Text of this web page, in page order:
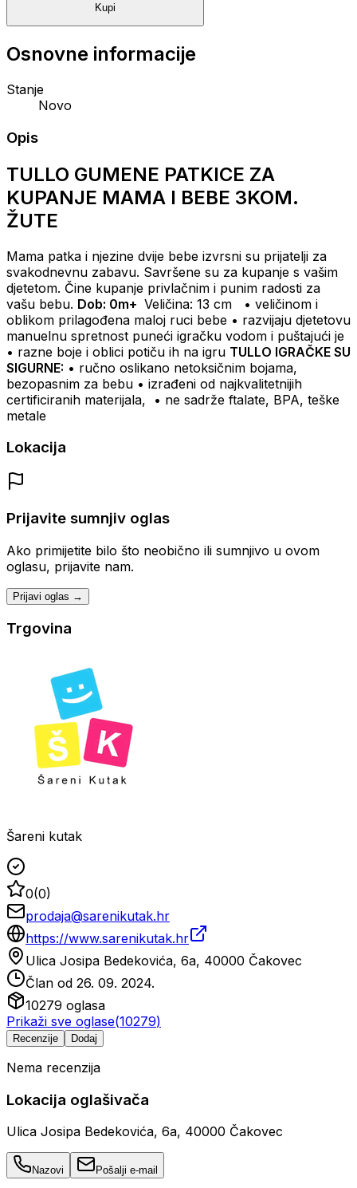
Kupi
Osnovne informacije
Stanje
Novo
Opis
TULLO GUMENE PATKICE ZA
KUPANJE MAMA I BEBE 3KOM.
ŽUTE
Mama patka i njezine dvije bebe izvrsni su prijatelji za
svakodnevnu zabavu. Savršene su za kupanje s vašim
djetetom. Čine kupanje privlačnim i punim radosti za
vašu bebu. Dob: 0m+ Veličina: 13 cm
• veličinom i
oblikom prilagođena maloj ruci bebe • razvijaju djetetovu
manuelnu spretnost puneći igračku vodom i puštajući je
• razne boje i oblici potiču ih na igru TULLO IGRAČKE SU
SIGURNE: • ručno oslikano netoksičnim bojama,
bezopasnim za bebu • izrađeni od najkvalitetnijih
certificiranih materijala,
• ne sadrže ftalate, BPA, teške
metale
Lokacija
Prijavite sumnjiv oglas
Ako primijetite bilo što neobično ili sumnjivo u ovom
oglasu, prijavite nam.
Prijavi oglas →
Trgovina
Šareni kutak
0(0)
prodaja@sarenikutak.hr
https://www.sarenikutak.hr
Ulica Josipa Bedekovića, 6a, 40000 Čakovec
Član od 26. 09. 2024.
10279 oglasa
Prikaži sve oglase(10279)
Recenzije Dodaj
Nema recenzija
Lokacija oglašivača
Ulica Josipa Bedekovića, 6a, 40000 Čakovec
Nazovi Pošalji e-mail